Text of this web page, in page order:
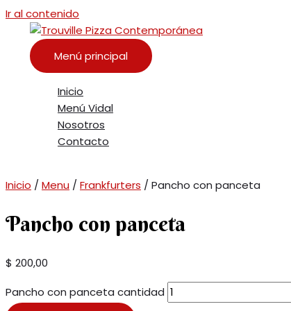
Ir al contenido
Menú principal
Inicio
Menú Vidal
Nosotros
Contacto
Inicio / Menu / Frankfurters / Pancho con panceta
Pancho con panceta
$ 200,00
Pancho con panceta cantidad